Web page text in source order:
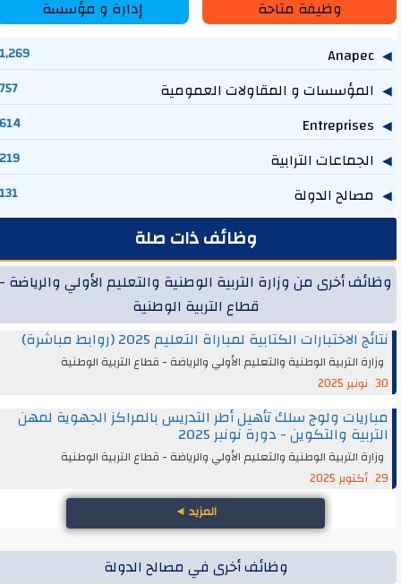
وظيفة متاحة
إدارة و مؤسسة
Anapec
1,269
المؤسسات و المقاولات العمومية 757
Entreprises
614
الجماعات الترابية 219
مصالح الدولة 131
وظائف ذات صلة
وظائف أخرى من وزارة التربية الوطنية والتعليم الأولي والرياضة -
قطاع التربية الوطنية
نتائج الاختبارات الكتابية لمباراة التعليم 2025 (روابط مباشرة)
وزارة التربية الوطنية والتعليم الأولي والرياضة - قطاع التربية الوطنية
30 نونبر 2025
مباريات ولوج سلك تأهيل أطر التدريس بالمراكز الجهوية لمهن
التربية والتكوين - دورة نونبر 2025
وزارة التربية الوطنية والتعليم الأولي والرياضة - قطاع التربية الوطنية
29 أكتوبر 2025
المزيد◄
وظائف أخرى في مصالح الدولة